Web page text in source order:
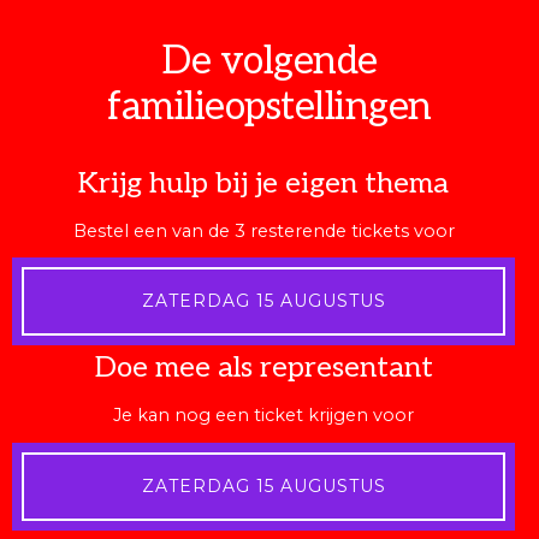
De volgende
familieopstellingen
Krijg hulp bij je eigen thema
Bestel een van de 3 resterende tickets voor
ZATERDAG 15 AUGUSTUS
Doe mee als representant
Je kan nog een ticket krijgen voor
ZATERDAG 15 AUGUSTUS